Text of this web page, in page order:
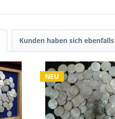
Kunden haben sich
NEU